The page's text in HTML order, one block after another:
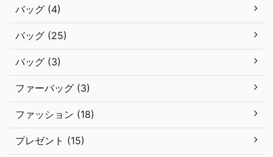
バッグ (4)
バッグ (25)
バッグ (3)
ファーバッグ (3)
ファッション (18)
プレゼント (15)